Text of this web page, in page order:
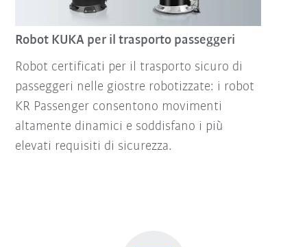
Robot KUKA per il trasporto passeggeri
Robot certificati per il trasporto sicuro di
passeggeri nelle giostre robotizzate: i robot
KR Passenger consentono movimenti
altamente dinamici e soddisfano i più
elevati requisiti di sicurezza.